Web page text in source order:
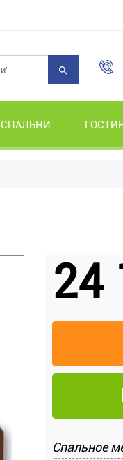
СПАЛЬНИ
24
Спальное